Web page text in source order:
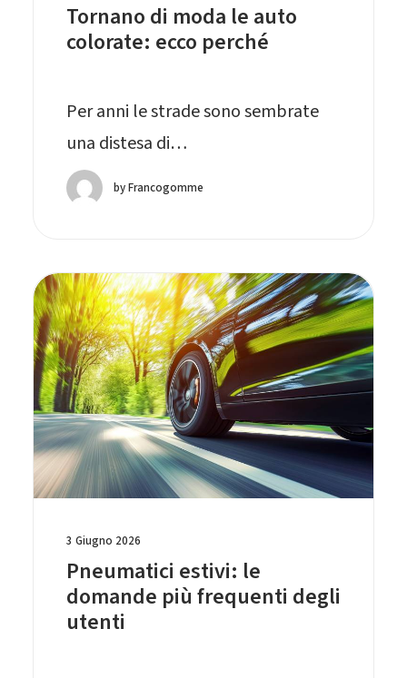
Tornano di moda le auto
colorate: ecco perché
Per anni le strade sono sembrate
una distesa di…
by Francogomme
3 Giugno 2026
Pneumatici estivi: le
domande più frequenti degli
utenti